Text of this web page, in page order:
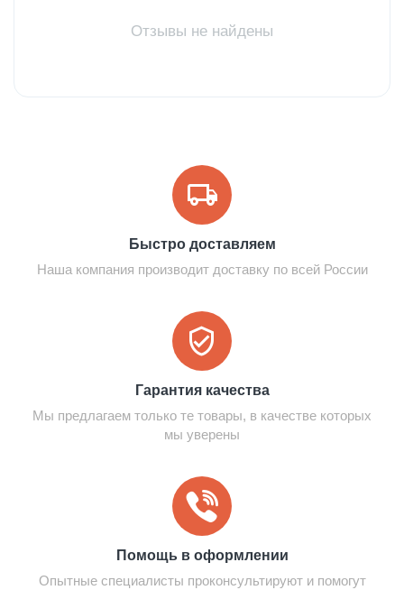
Отзывы не найдены
Быстро доставляем
Наша компания производит доставку по всей России
Гарантия качества
Мы предлагаем только те товары, в качестве которых
мы уверены
Помощь в оформлении
Опытные специалисты проконсультируют и помогут